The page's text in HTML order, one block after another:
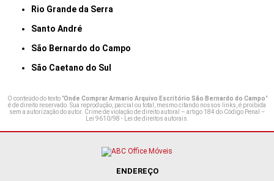
Rio Grande da Serra
Santo André
São Bernardo do Campo
São Caetano do Sul
O conteúdo do texto "Onde Comprar Armario Arquivo Escritório São Bernardo do Campo"
é de direito reservado. Sua reprodução, parcial ou total, mesmo citando nossos links, é proibida
sem a autorização do autor. Crime de violação de direito autoral – artigo 184 do Código Penal –
Lei 9610/98 - Lei de direitos autorais.
ENDEREÇO